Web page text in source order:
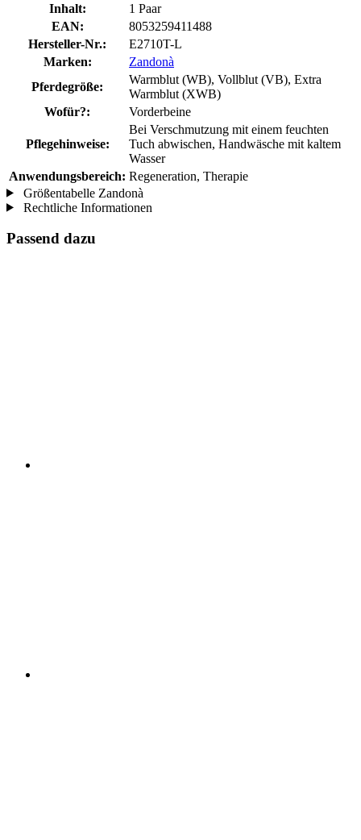
Inhalt:
1 Paar
EAN:
8053259411488
Hersteller-Nr.:
E2710T-L
Marken:
Zandonà
Pferdegröße:
Warmblut (WB), Vollblut (VB), Extra
Warmblut (XWB)
Wofür?:
Vorderbeine
Pflegehinweise:
Bei Verschmutzung mit einem feuchten
Tuch abwischen, Handwäsche mit kaltem
Wasser
Anwendungsbereich: Regeneration, Therapie
Größentabelle Zandonà
Rechtliche Informationen
Passend dazu